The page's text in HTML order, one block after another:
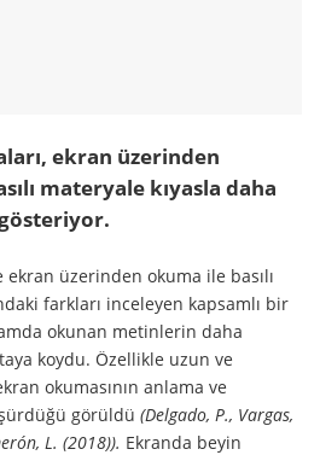
ekran üzerinden
materyale kıyasla daha
ekran üzerinden okuma ile basılı
farkları inceleyen kapsamlı bir
okunan metinlerin daha
koydu. Özellikle uzun ve
okumasının anlama ve
görüldü(Delgado, P., Vargas,
L. (2018)). Ekranda beyin